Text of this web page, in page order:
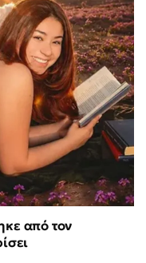
από τον